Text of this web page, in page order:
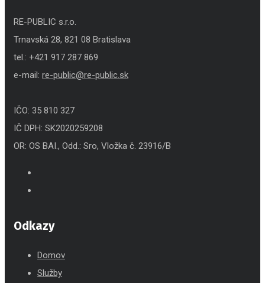
RE-PUBLIC s.r.o.
Trnavská 28, 821 08 Bratislava
tel.: +421 917 287 869
e-mail: re-public@re-public.sk
IČO: 35 810 327
IČ DPH: SK2020259208
OR: OS BAI., Odd.: Sro, Vložka č. 23916/B
Odkazy
Domov
Služby